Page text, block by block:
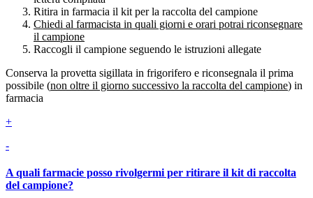
Ritira in farmacia il kit per la raccolta del campione
Chiedi al farmacista in quali giorni e orari potrai riconsegnare
il campione
Raccogli il campione seguendo le istruzioni allegate
Conserva la provetta sigillata in frigorifero e riconsegnala il prima
possibile (non oltre il giorno successivo la raccolta del campione) in
farmacia
+
-
A quali farmacie posso rivolgermi per ritirare il kit di raccolta
del campione?